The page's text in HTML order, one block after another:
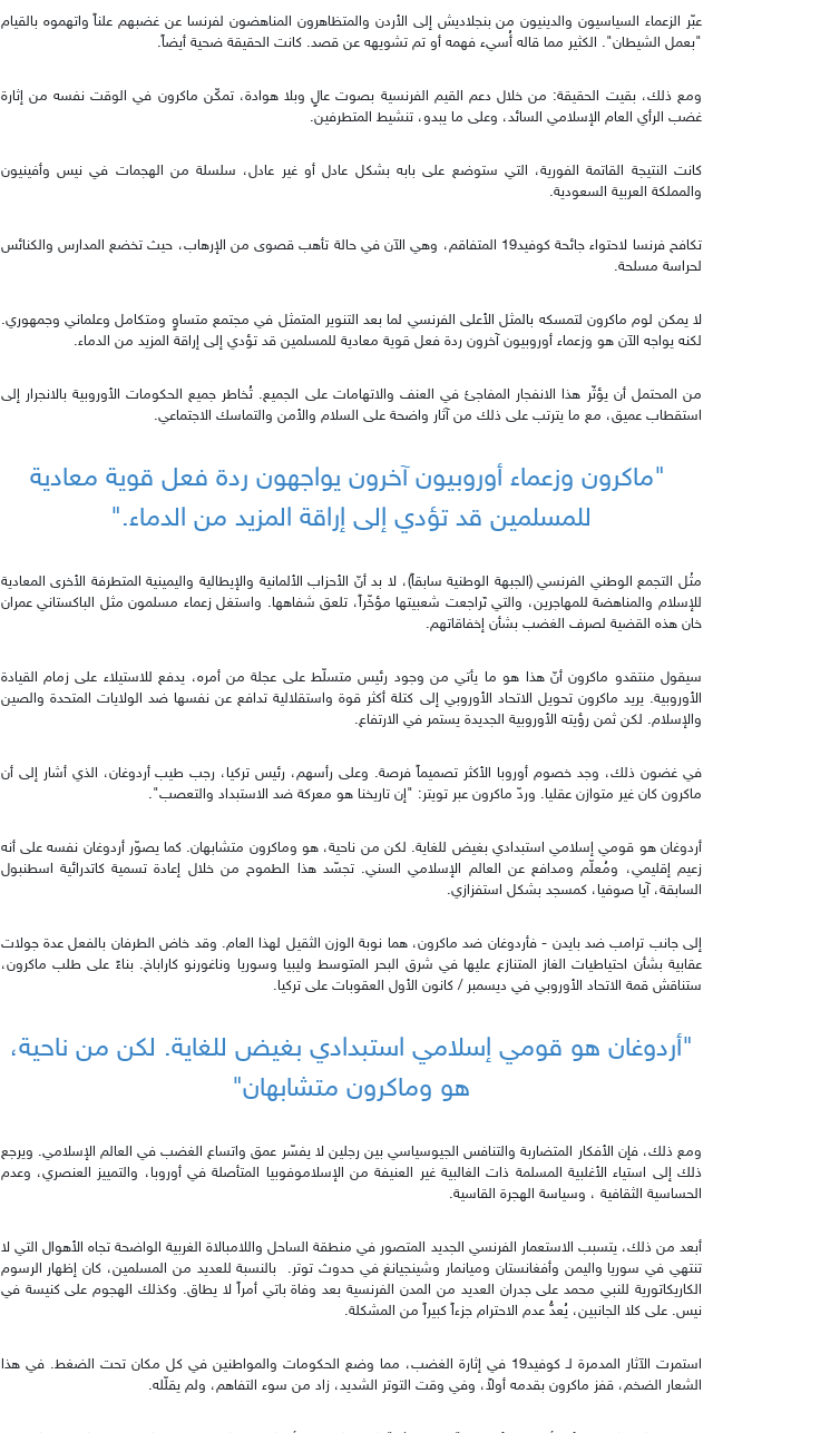
عبّر الزعماء السياسيون والدينيون من بنجلاديش إلى الأردن والمتظاهرون المناهضون لفرنسا عن غضبهم علناً واتهموه بالقيام
"بعمل الشيطان". الكثير مما قاله أُسيء فهمه أو تم تشويهه عن قصد. كانت الحقيقة ضحية أيضاً.
ومع ذلك، بقيت الحقيقة: من خلال دعم القيم الفرنسية بصوت عالٍ وبلا هوادة، تمكّن ماكرون في الوقت نفسه من إثارة
غضب الرأي العام الإسلامي السائد، وعلى ما يبدو، تنشيط المتطرفين.
كانت النتيجة القاتمة الفورية، التي ستوضع على بابه بشكل عادل أو غير عادل، سلسلة من الهجمات في نيس وأفينيون
والمملكة العربية السعودية.
تكافح فرنسا لاحتواء جائحة كوفيد19 المتفاقم، وهي الآن في حالة تأهب قصوى من الإرهاب، حيث تخضع المدارس والكنائس
لحراسة مسلحة.
لا يمكن لوم ماكرون لتمسكه بالمثل الأعلى الفرنسي لما بعد التنوير المتمثل في مجتمع متساوٍ ومتكامل وعلماني وجمهوري.
لكنه يواجه الآن هو وزعماء أوروبيون آخرون ردة فعل قوية معادية للمسلمين قد تؤدي إلى إراقة المزيد من الدماء.
من المحتمل أن يؤثّر هذا الانفجار المفاجئ في العنف والاتهامات على الجميع. تُخاطر جميع الحكومات الأوروبية بالانجرار إلى
استقطاب عميق، مع ما يترتب على ذلك من آثار واضحة على السلام والأمن والتماسك الاجتماعي.
"ماكرون وزعماء أوروبيون آخرون يواجهون ردة فعل قوية معادية
للمسلمين قد تؤدي إلى إراقة المزيد من الدماء."
مثْل التجمع الوطني الفرنسي (الجبهة الوطنية سابقاً)، لا بد أنّ الأحزاب الألمانية والإيطالية واليمينية المتطرفة الأخرى المعادية
للإسلام والمناهضة للمهاجرين، والتي تَراجعت شعبيتها مؤخّراً، تلعق شفاهها. واستغل زعماء مسلمون مثل الباكستاني عمران
خان هذه القضية لصرف الغضب بشأن إخفاقاتهم.
سيقول منتقدو ماكرون أنّ هذا هو ما يأتي من وجود رئيس متسلّط على عجلة من أمره، يدفع للاستيلاء على زمام القيادة
الأوروبية. يريد ماكرون تحويل الاتحاد الأوروبي إلى كتلة أكثر قوة واستقلالية تدافع عن نفسها ضد الولايات المتحدة والصين
والإسلام. لكن ثمن رؤيته الأوروبية الجديدة يستمر في الارتفاع.
في غضون ذلك، وجد خصوم أوروبا الأكثر تصميماً فرصة. وعلى رأسهم، رئيس تركيا، رجب طيب أردوغان، الذي أشار إلى أن
ماكرون كان غير متوازن عقليا. وردّ ماكرون عبر تويتر: "إن تاريخنا هو معركة ضد الاستبداد والتعصب".
أردوغان هو قومي إسلامي استبدادي بغيض للغاية. لكن من ناحية، هو وماكرون متشابهان. كما يصوّر أردوغان نفسه على أنه
زعيم إقليمي، ومُعلّم ومدافع عن العالم الإسلامي السني. تجسّد هذا الطموح من خلال إعادة تسمية كاتدرائية اسطنبول
السابقة، آيا صوفيا، كمسجد بشكل استفزازي.
إلى جانب ترامب ضد بايدن - فأردوغان ضد ماكرون، هما نوبة الوزن الثقيل لهذا العام. وقد خاض الطرفان بالفعل عدة جولات
عقابية بشأن احتياطيات الغاز المتنازع عليها في شرق البحر المتوسط وليبيا وسوريا وناغورنو كاراباخ. بناءً على طلب ماكرون،
ستناقش قمة الاتحاد الأوروبي في ديسمبر / كانون الأول العقوبات على تركيا.
"أردوغان هو قومي إسلامي استبدادي بغيض للغاية. لكن من ناحية،
هو وماكرون متشابهان"
ومع ذلك، فإن الأفكار المتضاربة والتنافس الجيوسياسي بين رجلين لا يفسّر عمق واتساع الغضب في العالم الإسلامي. ويرجع
ذلك إلى استياء الأغلبية المسلمة ذات الغالبية غير العنيفة من الإسلاموفوبيا المتأصلة في أوروبا، والتمييز العنصري، وعدم
الحساسية الثقافية ، وسياسة الهجرة القاسية.
أبعد من ذلك، يتسبب الاستعمار الفرنسي الجديد المتصور في منطقة الساحل واللامبالاة الغربية الواضحة تجاه الأهوال التي لا
تنتهي في سوريا واليمن وأفغانستان وميانمار وشينجيانغ في حدوث توتر. بالنسبة للعديد من المسلمين، كان إظهار الرسوم
الكاريكاتورية للنبي محمد على جدران العديد من المدن الفرنسية بعد وفاة باتي أمراً لا يطاق. وكذلك الهجوم على كنيسة في
نيس. على كلا الجانبين، يُعدُّ عدم الاحترام جزءاً كبيراً من المشكلة.
استمرت الآثار المدمرة لـ كوفيد19 في إثارة الغضب، مما وضع الحكومات والمواطنين في كل مكان تحت الضغط. في هذا
الشعار الضخم، قفز ماكرون بقدمه أولاً، وفي وقت التوتر الشديد، زاد من سوء التفاهم، ولم يقلّله.